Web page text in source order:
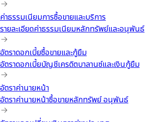
ค่าธรรมเนียมการซื้อขายและบริการ
รายละเอียดค่าธรรมเนียมหลักทรัพย์และอนุพันธ์
อัตราดอกเบี้ยซื้อขายและกู้ยืม
อัตราดอกเบี้ยบัญชีเครดิตบาลานซ์และเงินกู้ยืม
อัตราค่านายหน้า
อัตราค่านายหน้าซื้อขายหลักทรัพย์ อนุพันธ์